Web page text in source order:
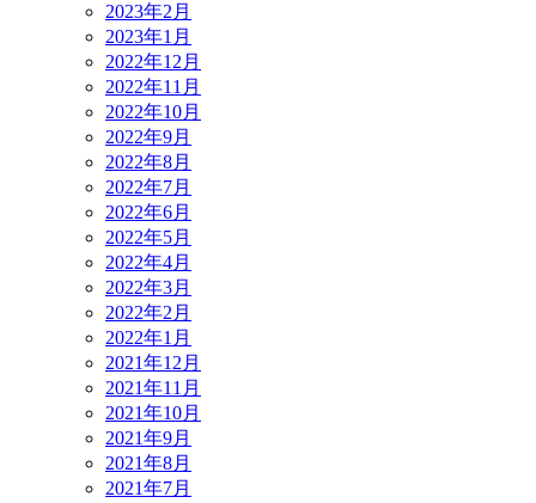
2023年2月
2023年1月
2022年12月
2022年11月
2022年10月
2022年9月
2022年8月
2022年7月
2022年6月
2022年5月
2022年4月
2022年3月
2022年2月
2022年1月
2021年12月
2021年11月
2021年10月
2021年9月
2021年8月
2021年7月